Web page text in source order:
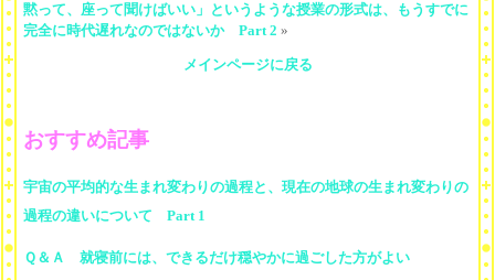
黙って、座って聞けばいい」というような授業の形式は、もうすでに
完全に時代遅れなのではないか Part 2 »
メインページに戻る
おすすめ記事
宇宙の平均的な生まれ変わりの過程と、現在の地球の生まれ変わりの
過程の違いについて Part 1
Ｑ＆Ａ 就寝前には、できるだけ穏やかに過ごした方がよい